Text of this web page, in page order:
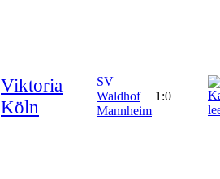
Viktoria
Köln
SV
Waldhof
Mannheim
1:0